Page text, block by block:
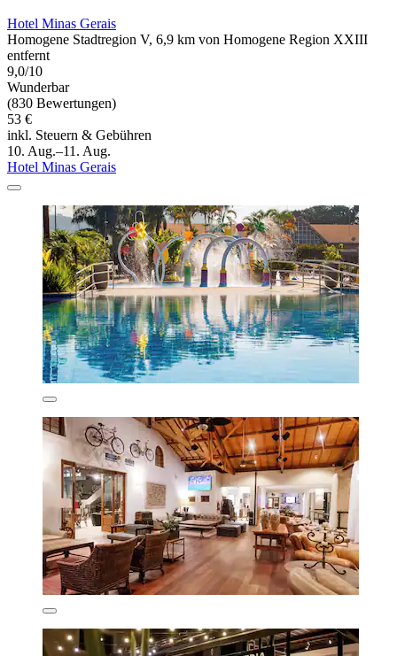
Hotel Minas Gerais
Homogene Stadtregion V, 6,9 km von Homogene Region XXIII
entfernt
9,0/10
Wunderbar
(830 Bewertungen)
53 €
inkl. Steuern & Gebühren
10. Aug.–11. Aug.
Hotel Minas Gerais